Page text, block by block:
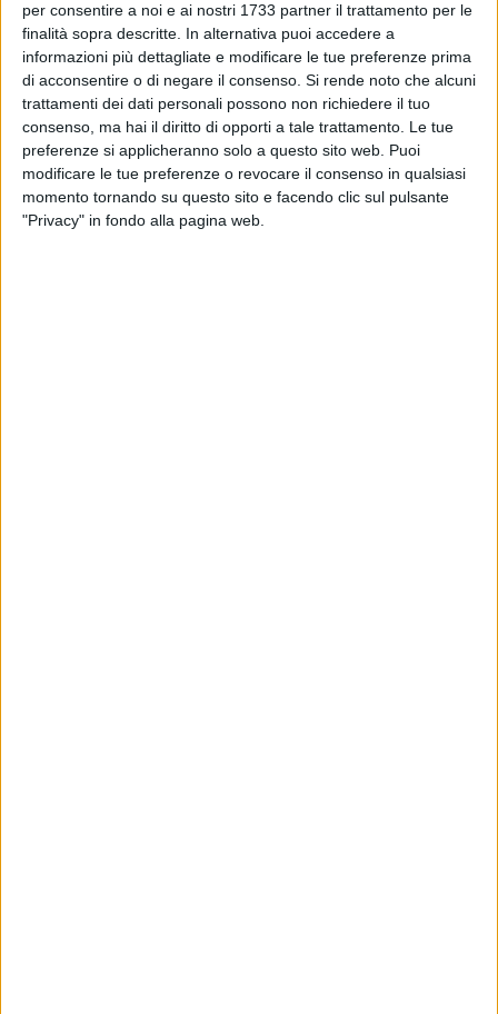
per consentire a noi e ai nostri 1733 partner il trattamento per le
finalità sopra descritte. In alternativa puoi accedere a
informazioni più dettagliate e modificare le tue preferenze prima
di acconsentire o di negare il consenso. Si rende noto che alcuni
trattamenti dei dati personali possono non richiedere il tuo
consenso, ma hai il diritto di opporti a tale trattamento. Le tue
preferenze si applicheranno solo a questo sito web. Puoi
modificare le tue preferenze o revocare il consenso in qualsiasi
momento tornando su questo sito e facendo clic sul pulsante
"Privacy" in fondo alla pagina web.
MARGHERITA - 18 LUGLIO 2018
Diritto allo studio, oggi gli amministratori locali
si incontrano a Bari
MARGHERITA - 16 LUGLIO 2018
Immobile comunale ex Cral, lavori urgenti per
rimuovere il degrado
MARGHERITA - 12 LUGLIO 2018